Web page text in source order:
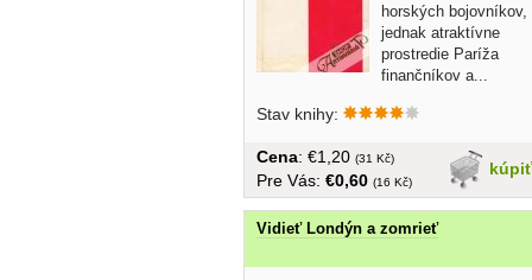
horských bojovníkov,
jednak atraktívne
prostredie Paríža
finančníkov a...
Stav knihy:
kúpiť
Cena: €1,20 (31 Kč)
Pre Vás: €0,60 (16 Kč)
Vidieť Londýn a zomrieť